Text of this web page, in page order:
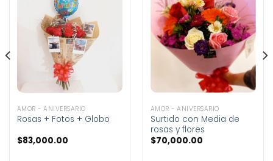
AMOR - ANIVERSARIO
Rosas + Fotos + Globo
$83,000.00
AMOR - ANIVERSARIO
Surtido con Media de
rosas y flores
$70,000.00